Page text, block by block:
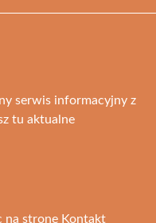
serwis informacyjny z
tu aktualne
na stronę Kontakt